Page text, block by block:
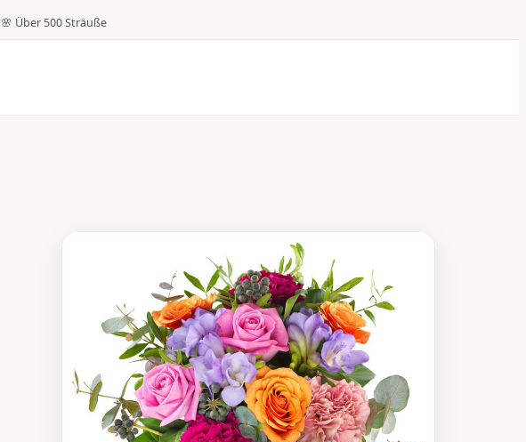
🌸 Über 500 Sträuße